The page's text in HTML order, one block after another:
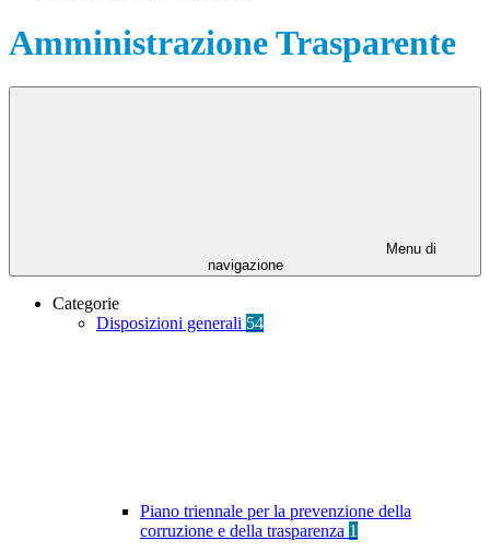
Amministrazione Trasparente
Menu di
navigazione
Categorie
Disposizioni generali 54
Piano triennale per la prevenzione della
corruzione e della trasparenza 1